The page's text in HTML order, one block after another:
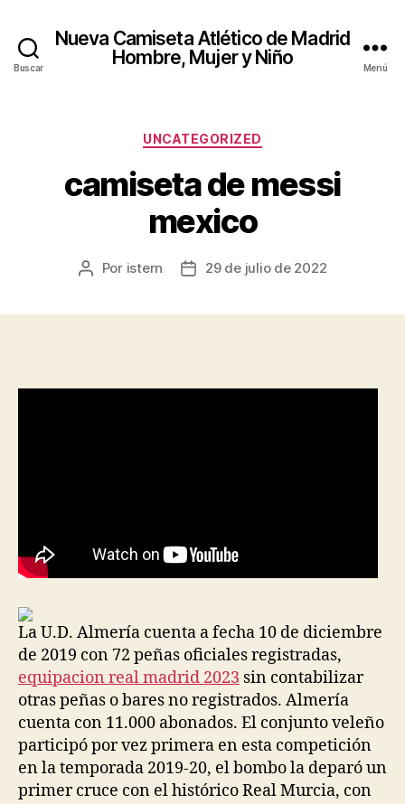
Buscar
Nueva Camiseta Atlético de Madrid
Hombre, Mujer y Niño
Menú
Categorías
UNCATEGORIZED
camiseta de messi
mexico
Autor
Por istern
Fecha29 de julio de 2022
La U.D. Almería cuenta a fecha 10 de diciembre
de 2019 con 72 peñas oficiales registradas,
equipacion real madrid 2023 sin contabilizar
otras peñas o bares no registrados. Almería
cuenta con 11.000 abonados. El conjunto veleño
participó por vez primera en esta competición
en la temporada 2019-20, el bombo la deparó un
primer cruce con el histórico Real Murcia, con